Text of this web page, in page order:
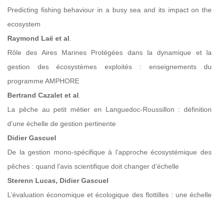
Predicting fishing behaviour in a busy sea and its impact on the
ecosystem
Raymond Laë et al
Rôle des Aires Marines Protégées dans la dynamique et la
gestion des écosystèmes exploités : enseignements du
programme AMPHORE
Bertrand Cazalet et al
La pêche au petit métier en Languedoc-Roussillon : définition
d’une échelle de gestion pertinente
Didier Gascuel
De la gestion mono-spécifique à l’approche écosystémique des
pêches : quand l’avis scientifique doit changer d’échelle
Sterenn Lucas, Didier Gascuel
L’évaluation économique et écologique des flottilles : une échelle